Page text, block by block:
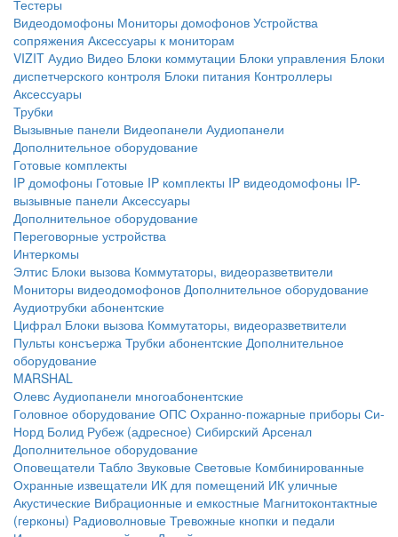
Тестеры
Видеодомофоны Мониторы домофонов Устройства
сопряжения Аксессуары к мониторам
VIZIT Аудио Видео Блоки коммутации Блоки управления Блоки
диспетчерского контроля Блоки питания Контроллеры
Аксессуары
Трубки
Вызывные панели Видеопанели Аудиопанели
Дополнительное оборудование
Готовые комплекты
IP домофоны Готовые IP комплекты IP видеодомофоны IP-
вызывные панели Аксессуары
Дополнительное оборудование
Переговорные устройства
Интеркомы
Элтис Блоки вызова Коммутаторы, видеоразветвители
Мониторы видеодомофонов Дополнительное оборудование
Аудиотрубки абонентские
Цифрал Блоки вызова Коммутаторы, видеоразветвители
Пульты консъержа Трубки абонентские Дополнительное
оборудование
MARSHAL
Олевс Аудиопанели многоабонентские
Головное оборудование ОПС Охранно-пожарные приборы Си-
Норд Болид Рубеж (адресное) Сибирский Арсенал
Дополнительное оборудование
Оповещатели Табло Звуковые Световые Комбинированные
Охранные извещатели ИК для помещений ИК уличные
Акустические Вибрационные и емкостные Магнитоконтактные
(герконы) Радиоволновые Тревожные кнопки и педали